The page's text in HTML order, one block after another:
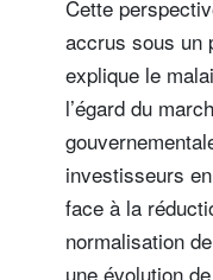
Cette
accrus sous un
explique le
l’égard du
investisseurs
face à la
normalisation
une évolution